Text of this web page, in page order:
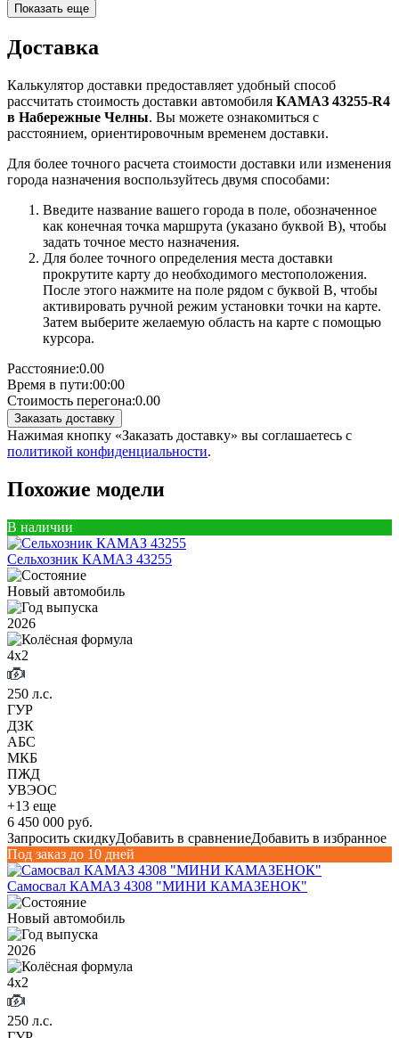
Показать еще
Доставка
Калькулятор доставки предоставляет удобный способ
рассчитать стоимость доставки автомобиля КАМАЗ 43255-R4
в Набережные Челны. Вы можете ознакомиться с
расстоянием, ориентировочным временем доставки.
Для более точного расчета стоимости доставки или изменения
города назначения воспользуйтесь двумя способами:
Введите название вашего города в поле, обозначенное
как конечная точка маршрута (указано буквой B), чтобы
задать точное место назначения.
Для более точного определения места доставки
прокрутите карту до необходимого местоположения.
После этого нажмите на поле рядом с буквой B, чтобы
активировать ручной режим установки точки на карте.
Затем выберите желаемую область на карте с помощью
курсора.
Расстояние:0.00
Время в пути:00:00
Стоимость перегона:0.00
Заказать доставку
Нажимая кнопку «Заказать доставку» вы соглашаетесь с
политикой конфиденциальности.
Похожие модели
В наличии
Сельхозник КАМАЗ 43255
Новый автомобиль
2026
4х2
250 л.с.
ГУР
ДЗК
АБС
МКБ
ПЖД
УВЭОС
+13 еще
6 450 000 руб.
Запросить скидкуДобавить в сравнениеДобавить в избранное
Под заказ до 10 дней
Самосвал КАМАЗ 4308 "МИНИ КАМАЗЕНОК"
Новый автомобиль
2026
4х2
250 л.с.